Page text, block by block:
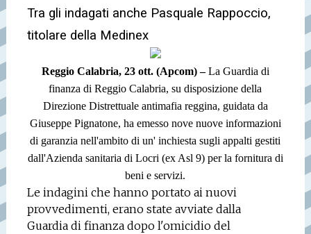
Tra gli indagati anche Pasquale Rappoccio,
titolare della Medinex
Reggio Calabria, 23 ott. (Apcom) –La Guardia di
finanza di Reggio Calabria, su disposizione della
Direzione Distrettuale antimafia reggina, guidata da
Giuseppe Pignatone, ha emesso nove nuove informazioni
di garanzia nell'ambito di un' inchiesta sugli appalti gestiti
dall'Azienda sanitaria di Locri (ex Asl 9) per la fornitura di
beni e servizi.
Le indagini che hanno portato ai nuovi
provvedimenti, erano state avviate dalla
Guardia di finanza dopo l'omicidio del